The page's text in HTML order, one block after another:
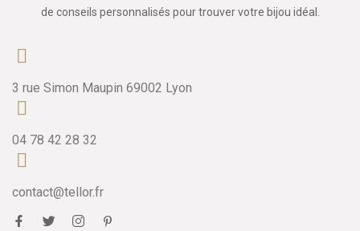
de conseils personnalisés pour trouver votre bijou idéal.
3 rue Simon Maupin 69002 Lyon
04 78 42 28 32
contact@tellor.fr